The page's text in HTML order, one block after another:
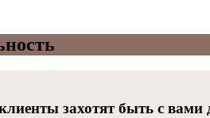
захотят быть с вами